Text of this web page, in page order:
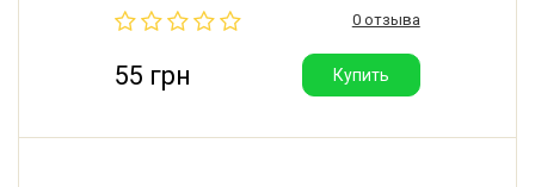
Производитель: Китай.0 отзыва
55 грн Купить